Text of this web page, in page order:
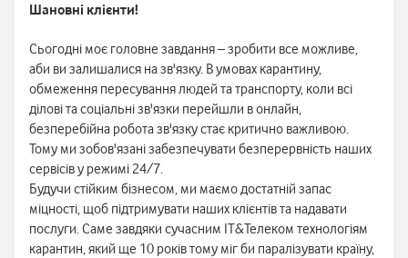
Шановні клієнти!
Сьогодні моє головне завдання – зробити все можливе,
аби ви залишалися на зв'язку. В умовах карантину,
обмеження пересування людей та транспорту, коли всі
ділові та соціальні зв'язки перейшли в онлайн,
безперебійна робота зв'язку стає критично важливою.
Тому ми зобов'язані забезпечувати безперервність наших
сервісів у режимі 24/7.
Будучи стійким бізнесом, ми маємо достатній запас
міцності, щоб підтримувати наших клієнтів та надавати
послуги. Саме завдяки сучасним IТ&Телеком технологіям
карантин, який ще 10 років тому міг би паралізувати країну,